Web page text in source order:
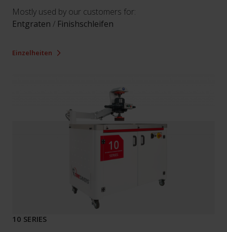
Mostly used by our customers for:
Entgraten / Finishschleifen
Einzelheiten
10 SERIES